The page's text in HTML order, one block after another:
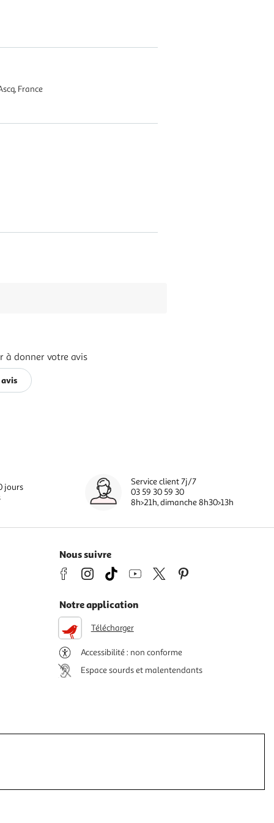
France
à donner votre avis
jours
Service client 7j/7
03 59 30 59 30
8h>21h, dimanche 8h30>13h
Nous suivre
Notre application
Télécharger
Accessibilité : non conforme
Espace sourds et malentendants